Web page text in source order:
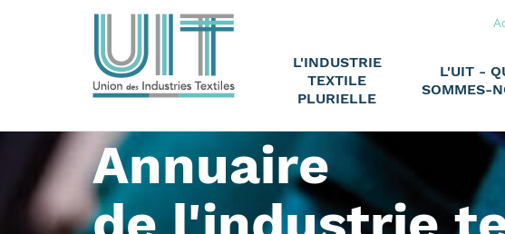
L'INDUSTRIE
TEXTILE
PLURIELLE
L'UIT -
SOMMES-
Annuaire